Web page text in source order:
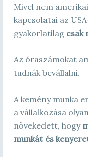
Mivel nem
kapcsolatai az
gyakorlatilag csak
Az óraszámokat
tudnák bevállalni.
A kemény munka
a vállalkozása
növekedett, hogy
munkát és